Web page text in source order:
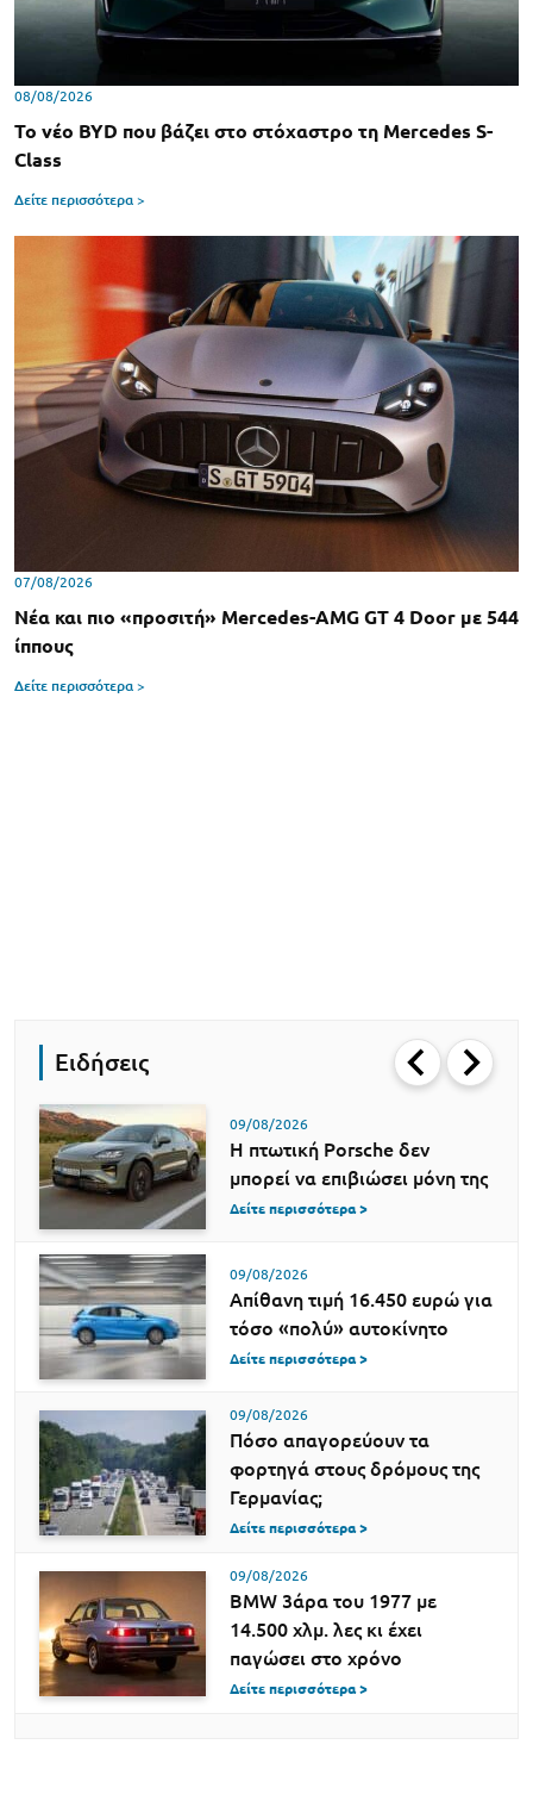
08/08/2026
Το νέο BYD που βάζει στο στόχαστρο τη Mercedes S-
Class
Δείτε περισσότερα >
07/08/2026
Νέα και πιο «προσιτή» Mercedes-AMG GT 4 Door με 544
ίππους
Δείτε περισσότερα >
Ειδήσεις
09/08/2026
Η πτωτική Porsche δεν
μπορεί να επιβιώσει μόνη της
Δείτε περισσότερα >
09/08/2026
Απίθανη τιμή 16.450 ευρώ για
τόσο «πολύ» αυτοκίνητο
Δείτε περισσότερα >
09/08/2026
Πόσο απαγορεύουν τα
φορτηγά στους δρόμους της
Γερμανίας;
Δείτε περισσότερα >
09/08/2026
BMW 3άρα του 1977 με
14.500 χλμ. λες κι έχει
παγώσει στο χρόνο
Δείτε περισσότερα >